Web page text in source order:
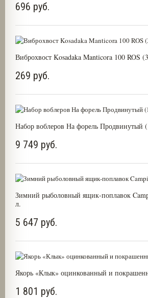
696 руб.
Виброхвост Kosadaka Manticora 100 ROS
269 руб.
Набор воблеров На форель Продвинутый
9 749 руб.
Зимний рыболовный ящик-поплавок
л.
5 647 руб.
Якорь «Клык» оцинкованный и
1 801 руб.